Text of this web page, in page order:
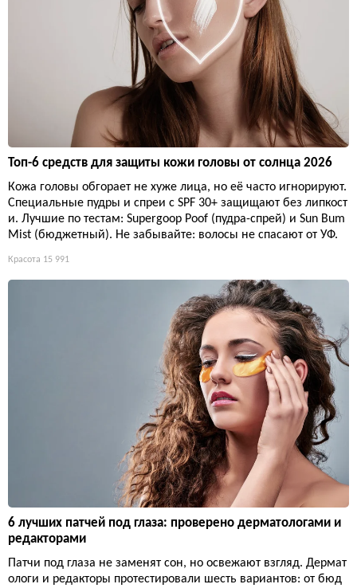
Топ-6 средств для защиты кожи головы от солнца 2026
Кожа головы обгорает не хуже лица, но её часто игнорируют.
Специальные пудры и спреи с SPF 30+ защищают без липкост
и. Лучшие по тестам: Supergoop Poof (пудра-спрей) и Sun Bum
Mist (бюджетный). Не забывайте: волосы не спасают от УФ.
Красота 15 991
6 лучших патчей под глаза: проверено дерматологами и
редакторами
Патчи под глаза не заменят сон, но освежают взгляд. Дермат
ологи и редакторы протестировали шесть вариантов: от бюд